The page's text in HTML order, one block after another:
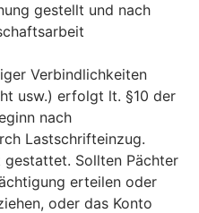
gestellt und nach
Verbindlichkeiten
usw.) erfolgt lt. §10 der
nach
Lastschrifteinzug.
gestattet. Sollten Pächter
erteilen oder
oder das Konto